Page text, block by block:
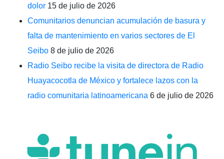
dolor 15 de julio de 2026
Comunitarios denuncian acumulación de basura y
falta de mantenimiento en varios sectores de El
Seibo 8 de julio de 2026
Radio Seibo recibe la visita de directora de Radio
Huayacocotla de México y fortalece lazos con la
radio comunitaria latinoamericana 6 de julio de 2026